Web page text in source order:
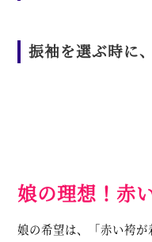
振袖を選ぶ時に
娘の理想！赤
娘の希望は、「赤い袴が